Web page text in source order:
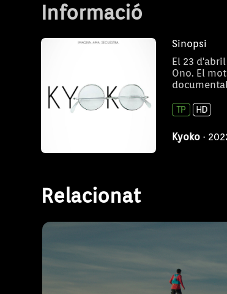
Informació
Sinopsi
El 23
Ono. El
Kyoko ·
Relacionat
Tòfol, el
veritable heroi desconegut, un
dels principals esportistes del